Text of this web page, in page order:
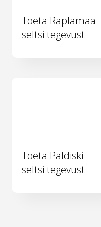
Toeta Raplamaa
seltsi tegevust
Toeta Paldiski
seltsi tegevust